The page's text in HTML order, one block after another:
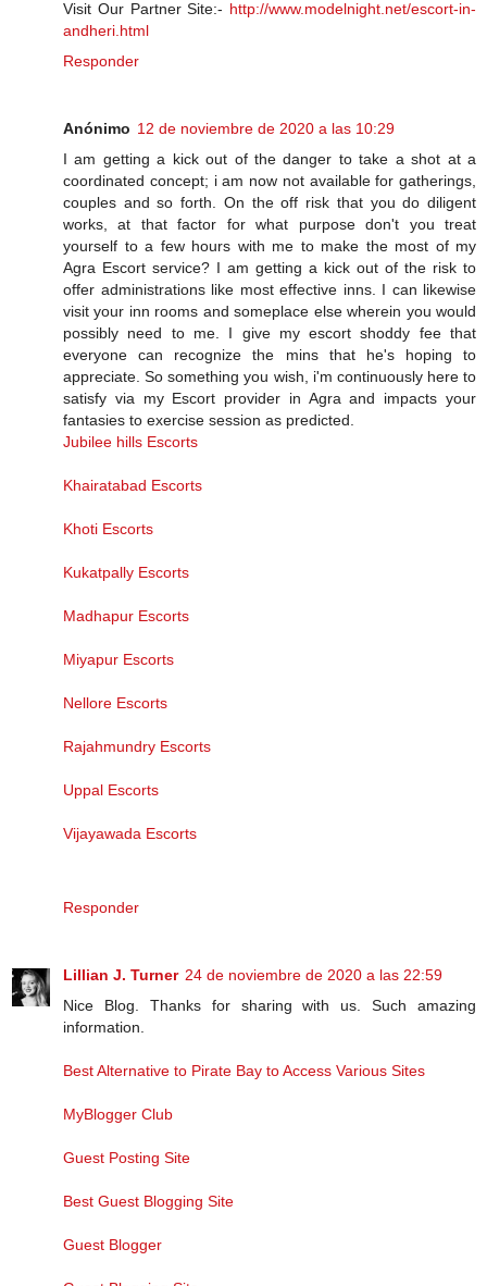
Visit Our Partner Site:- http://www.modelnight.net/escort-in-
andheri.html
Responder
Anónimo 12 de noviembre de 2020 a las 10:29
I am getting a kick out of the danger to take a shot at a
coordinated concept; i am now not available for gatherings,
couples and so forth. On the off risk that you do diligent
works, at that factor for what purpose don't you treat
yourself to a few hours with me to make the most of my
Agra Escort service? I am getting a kick out of the risk to
offer administrations like most effective inns. I can likewise
visit your inn rooms and someplace else wherein you would
possibly need to me. I give my escort shoddy fee that
everyone can recognize the mins that he's hoping to
appreciate. So something you wish, i'm continuously here to
satisfy via my Escort provider in Agra and impacts your
fantasies to exercise session as predicted.
Jubilee hills Escorts
Khairatabad Escorts
Khoti Escorts
Kukatpally Escorts
Madhapur Escorts
Miyapur Escorts
Nellore Escorts
Rajahmundry Escorts
Uppal Escorts
Vijayawada Escorts
Responder
Lillian J. Turner 24 de noviembre de 2020 a las 22:59
Nice Blog. Thanks for sharing with us. Such amazing
information.
Best Alternative to Pirate Bay to Access Various Sites
MyBlogger Club
Guest Posting Site
Best Guest Blogging Site
Guest Blogger